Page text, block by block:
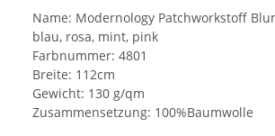
Name: Modernology Patchworkstoff
blau, rosa, mint, pink
Farbnummer: 4801
Breite: 112cm
Gewicht: 130 g/qm
Zusammensetzung: 100%Baumwolle